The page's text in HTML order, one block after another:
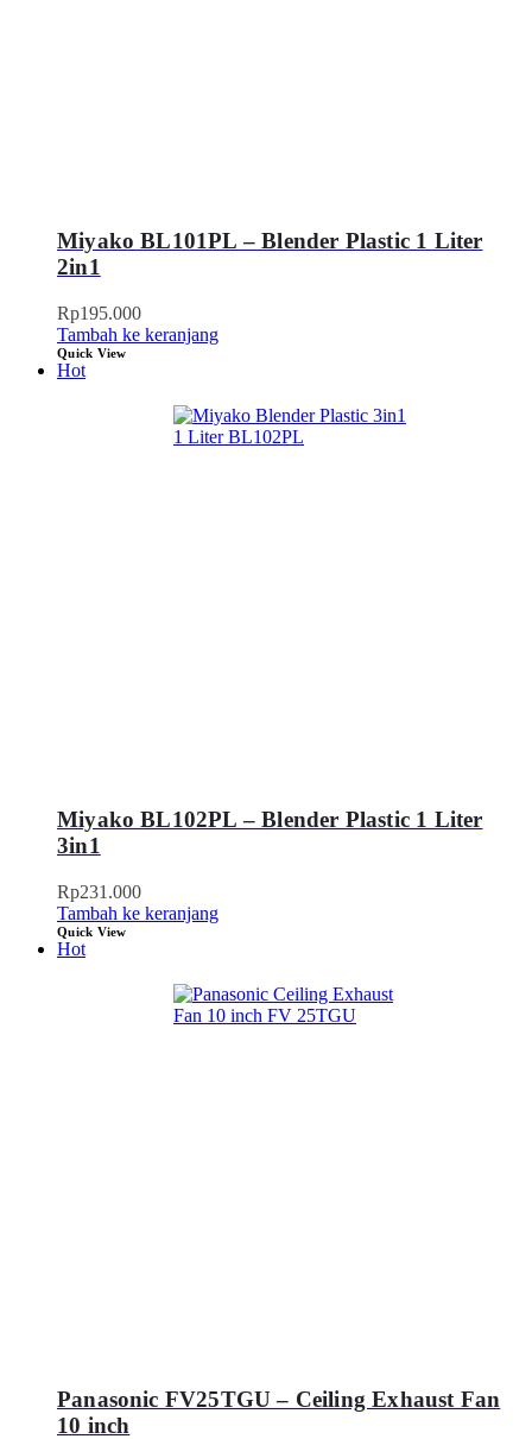
Miyako BL101PL – Blender Plastic 1 Liter
2in1
Rp195.000
Tambah ke keranjang
Quick View
Hot
Miyako BL102PL – Blender Plastic 1 Liter
3in1
Rp231.000
Tambah ke keranjang
Quick View
Hot
Panasonic FV25TGU – Ceiling Exhaust Fan
10 inch